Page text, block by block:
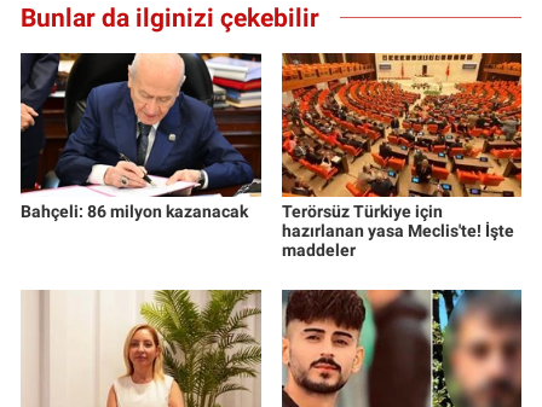
Bunlar da ilginizi çekebilir
Bahçeli: 86 milyon kazanacak
Terörsüz Türkiye için
hazırlanan yasa Meclis'te! İşte
maddeler